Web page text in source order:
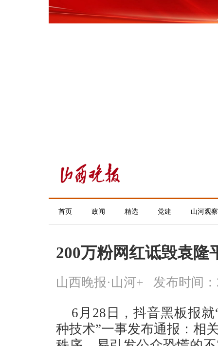
首页 政闻 精选 党建 山河观察
200万粉网红诋毁袁隆
山西晚报·山河+ 发布时间：
6月28日，抖音黑板报
种技术”一事发布通报：相